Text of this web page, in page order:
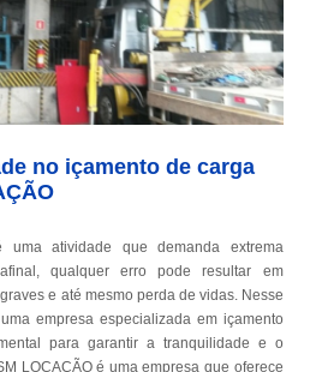
no içamento de carga
atividade que demanda extrema
qualquer erro pode resultar em
e até mesmo perda de vidas. Nesse
empresa especializada em içamento
para garantir a tranquilidade e o
LOCAÇÃO é uma empresa que oferece